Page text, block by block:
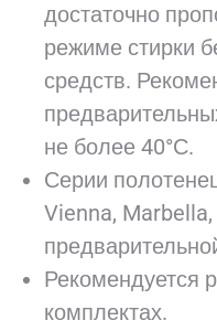
достаточно
режиме стирки
средств.
не более 40°С.
Серии
Vienna,
Рекомендуется
комплектах.